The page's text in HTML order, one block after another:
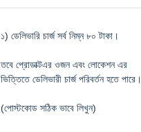
১) ডেলিভারি চার্জ সর্ব নিম্ন ৮০ টাকা।
তবে প্রোডাক্টএর ওজন এবং লোকেশন এর
ভিত্তিতে ডেলিভারী চার্জ পরিবর্তন হতে পারে।
(পোস্টকোড সঠিক ভাবে লিখুন)